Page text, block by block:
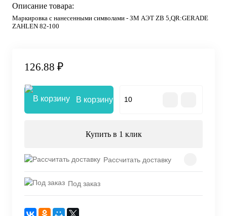
Описание товара:
Маркировка с нанесенными символами - ЗМ АЭТ ZB 5,QR:GERADE
ZAHLEN 82-100
126.88 ₽
В корзину
Купить в 1 клик
Рассчитать доставку
Под заказ